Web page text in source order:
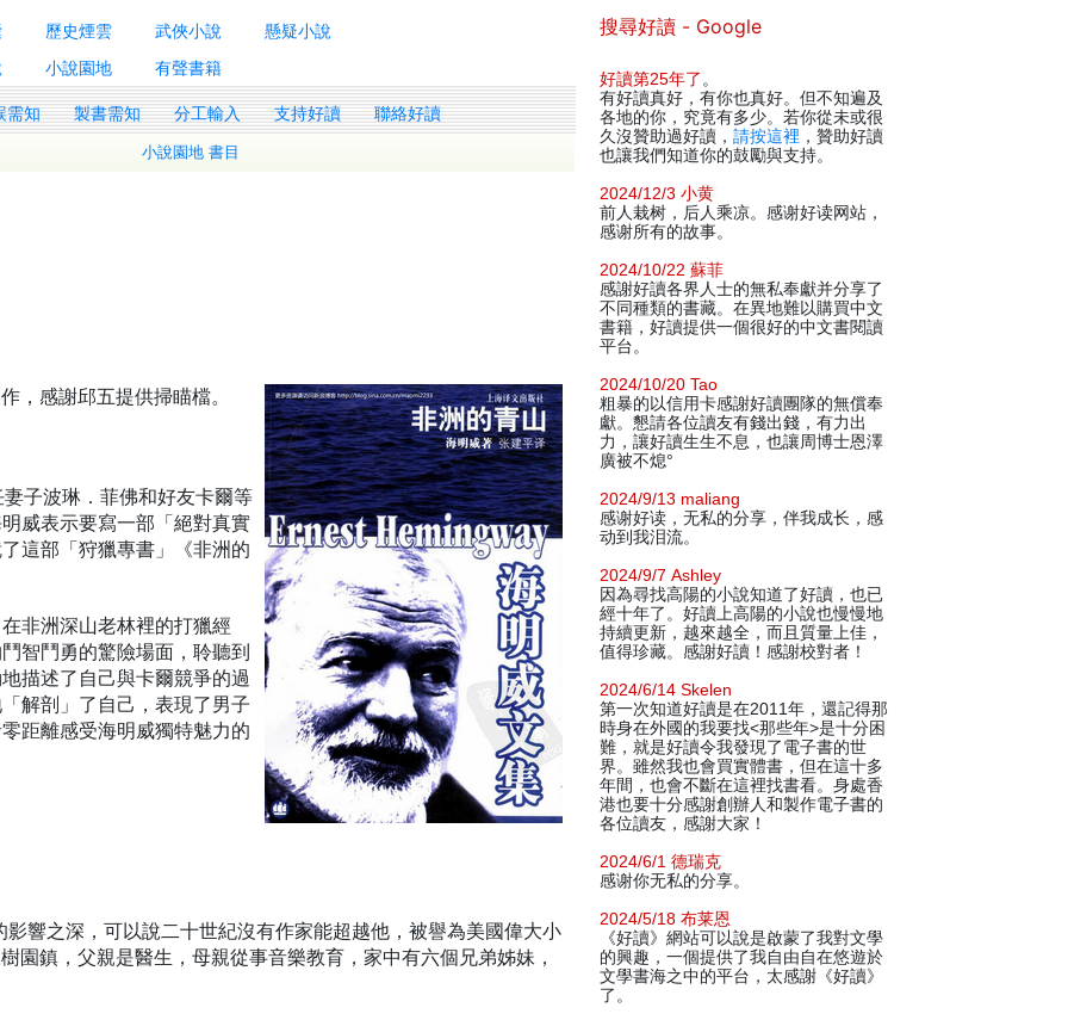
歷史煙雲 武俠小說
懸疑小說
小說園地 有聲書籍
需知 製書需知 分工輸入 支持好讀 聯絡好讀
小說園地 書目
，感謝邱五提供掃瞄檔。
子波琳．菲佛和好友卡爾等
威表示要寫一部「絕對真實
這部「狩獵專書」《非洲的
非洲深山老林裡的打獵經
智鬥勇的驚險場面，聆聽到
描述了自己與卡爾競爭的過
解剖」了自己，表現了男子
距離感受海明威獨特魅力的
響之深，可以說二十世紀沒有作家能超越他，被譽為美國偉大小
園鎮，父親是醫生，母親從事音樂教育，家中有六個兄弟姊妹，
搜尋好讀 - Google
好讀第25年了 。
有好讀真好，有你也真好。但不知遍及
各地的你，究竟有多少。若你從未或很
久沒贊助過好讀， 請按這裡 ，贊助好讀
也讓我們知道你的鼓勵與支持。
2024/12/3 小黄
前人栽树，后人乘凉。感谢好读网站，
感谢所有的故事。
2024/10/22 蘇菲
感謝好讀各界人士的無私奉獻并分享了
不同種類的書藏。在異地難以購買中文
書籍，好讀提供一個很好的中文書閱讀
平台。
2024/10/20 Tao
粗暴的以信用卡感謝好讀團隊的無償奉
獻。懇請各位讀友有錢出錢，有力出
力，讓好讀生生不息，也讓周博士恩澤
廣被不熄°
2024/9/13 maliang
感谢好读，无私的分享，伴我成长，感
动到我泪流。
2024/9/7 Ashley
因為尋找高陽的小說知道了好讀，也已
經十年了。好讀上高陽的小說也慢慢地
持續更新，越來越全，而且質量上佳，
值得珍藏。感謝好讀！感謝校對者！
2024/6/14 Skelen
第一次知道好讀是在2011年，還記得那
時身在外國的我要找<那些年>是十分困
難，就是好讀令我發現了電子書的世
界。雖然我也會買實體書，但在這十多
年間，也會不斷在這裡找書看。身處香
港也要十分感謝創辦人和製作電子書的
各位讀友，感謝大家！
2024/6/1 德瑞克
感谢你无私的分享。
2024/5/18 布莱恩
《好讀》網站可以說是啟蒙了我對文學
的興趣，一個提供了我自由自在悠遊於
文學書海之中的平台，太感謝《好讀》
了。